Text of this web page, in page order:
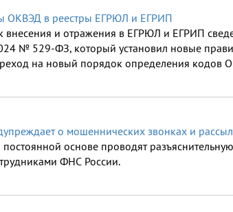
ОКВЭД в реестры ЕГРЮЛ и ЕГРИП
внесения и отражения в ЕГРЮЛ и ЕГРИП
№ 529-ФЗ, который установил новые
на новый порядок определения кодов
о мошеннических звонках и
основе проводят
ФНС России.